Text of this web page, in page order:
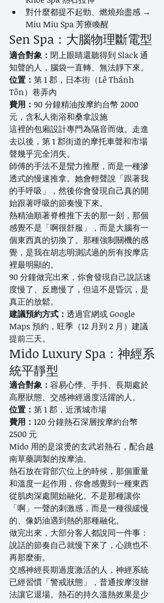
對什麼都提不起勁、燃燒殆盡感 →
Miu Miu Spa 芳療喚醒
Sen Spa：大腦物理斷電型
適合對象： 閉上眼睛還聽得到 Slack 通
知聲的人，腦袋一直轉、無法靜下來。
位置： 第 1 郡，日本街（Lê Thánh
Tôn）巷弄內
費用： 90 分鐘精油按摩約台幣 2000
元，含私人衛浴和桑拿設施
這裡的包廂設計專門為隔音而做。走進
去以後，第 1 郡街道的摩托車聲和市場
聲幾乎完全消失。
師傅的手法不是蠻力推壓，而是一種滲
透式的慢速推拿。她會輕聲說「跟著我
的手呼吸」，然後你會發現自己真的開
始跟著呼吸的節奏慢下來。
熱精油順著脊椎推下去的那一刻，那個
感覺不是「啊很舒服」，而是大腦有一
個東西真的切換了。那種強制關機的感
覺，是我在胡志明測試過的所有按摩店
裡最明顯的。
90 分鐘做完出來，你會發現自己說話速
度慢了、反應慢了，但這不是昏沉，是
真正的放鬆。
建議預約方式： 透過官網或 Google
Maps 預約，旺季（12 月到 2 月）建議
提前三天。
Mido Luxury Spa：神經系
統平靜型
適合對象： 容易心悸、手抖、長期處於
高壓狀態、交感神經過度活躍的人。
位置： 第 1 郡，近濱城市場
費用： 120 分鐘熱石深層按摩約台幣
2500 元
Mido 用的是滾燙的玄武岩熱石，配合越
南草藥調製的按摩油。
熱石放在背部穴位上的時候，那個重量
和溫度一起作用，你會感覺到一種東西
從肌肉深處開始融化。不是那種讓你
「啊」一聲的刺激感，而是一種很緩慢
的、像奶油遇到熱的那種融化。
做完出來，大部分客人都說同一件事：
說話的節奏自己就慢下來了，心跳也不
再那麼衝。
交感神經長期過度激活的人，神經系統
已經習慣「警戒狀態」，普通按摩沒辦
法讓它退場。熱石的持久溫熱效果是少